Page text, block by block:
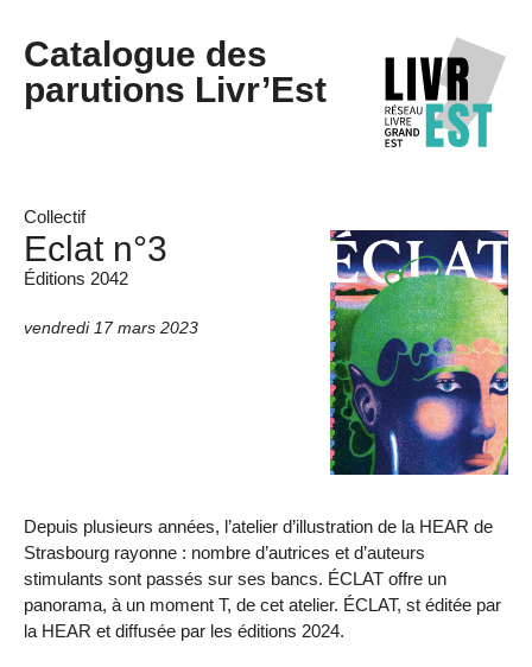
Catalogue des
parutions Livr’Est
Collectif
Eclat n°3
Éditions 2042
vendredi 17 mars 2023
Depuis plusieurs années, l’atelier d’illustration de la HEAR de
Strasbourg rayonne : nombre d’autrices et d’auteurs
stimulants sont passés sur ses bancs. ÉCLAT offre un
panorama, à un moment T, de cet atelier. ÉCLAT, st éditée par
la HEAR et diffusée par les éditions 2024.